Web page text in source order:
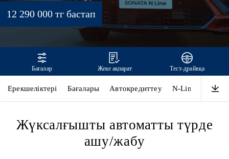
SONATA
12 290 000 тг бастап
Бағалар Жеке ақпарат Тест-драйвқа
Ерекшеліктері Бағалары Автокредиттеу N-Line
Жүксалғышты автоматты түрде
ашу/жабу